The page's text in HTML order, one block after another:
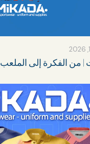
| من الفكرة إلى الملعب